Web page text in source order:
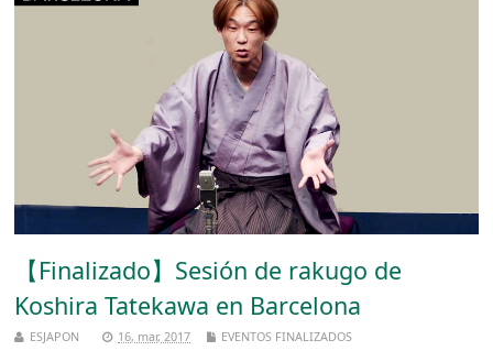
【Finalizado】Sesión de rakugo de
Koshira Tatekawa en Barcelona
ESJAPON 16, mar, 2017 EVENTOS FINALIZADOS